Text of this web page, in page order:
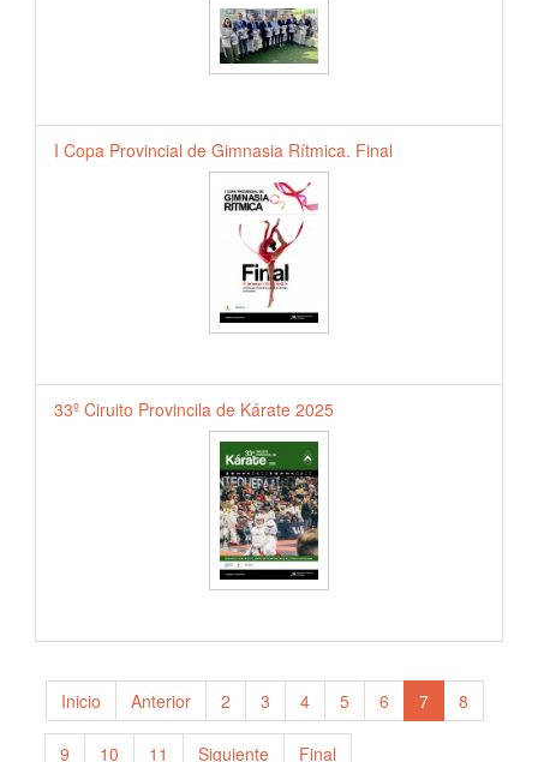
I Copa Provincial de Gimnasia Rítmica. Final
33º Ciruito Provincila de Kárate 2025
Inicio Anterior 2 3 4 5 6 7 8
9 10 11 Siguiente Final